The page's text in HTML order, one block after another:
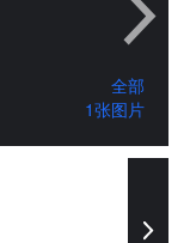
全部
1张图片